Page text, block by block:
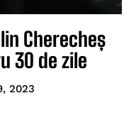
Cherecheș
30 de zile
2023